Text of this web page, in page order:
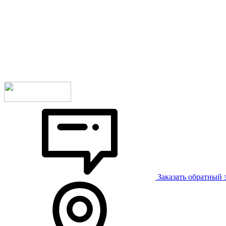
Заказать обратный